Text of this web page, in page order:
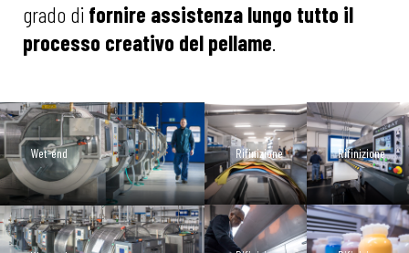
grado di fornire assistenza lungo tutto il
processo creativo del pellame.
Wet-end Rifinizione Rifinizione